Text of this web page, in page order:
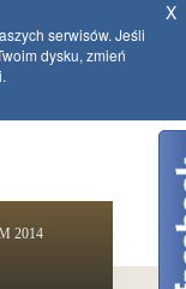
2014
serwisów. Jeśli
dysku, zmień
X